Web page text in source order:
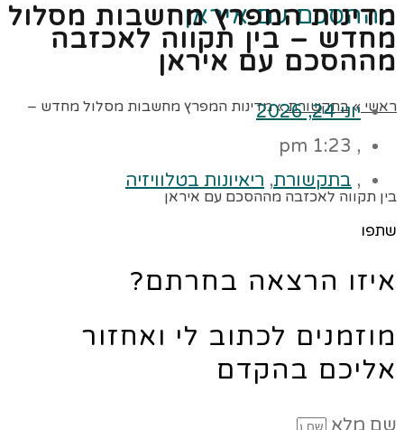
מההסכם עם איראן
ראשי » בתקשורת » מדינות המפרץ מחשבות מסלול מחדש –
בין תקווה לאכזבה מההסכם עם איראן
מדינות המפרץ מחשבות מסלול
מחדש – בין תקווה לאכזבה
מההסכם עם איראן
יוני 24, 2026
,
1:23 pm
, בתקשורת, ריאיונות בטלוויזיה
שתפו
איזו הרצאה בחרתם?
מוזמנים לכתוב לי ואחזור
אליכם בהקדם
שם מלא